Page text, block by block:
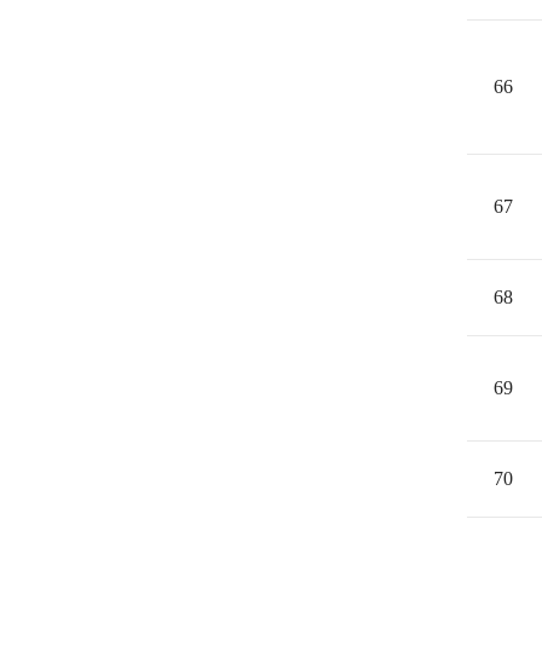
66
67
68
69
70